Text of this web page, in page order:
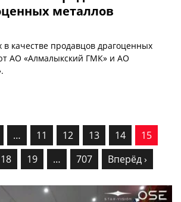
металлов
в качестве продавцов драгоценных
АО «Алмалыкский ГМК» и АО
… 11 12 13 14
15
18 19 … 707 Вперёд ›